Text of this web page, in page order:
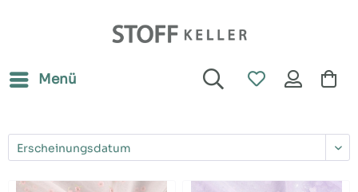
Menü